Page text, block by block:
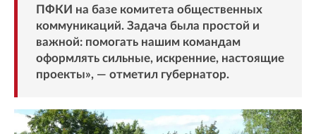
ПФКИ на базе комитета общественных
коммуникаций. Задача была простой и
важной: помогать нашим командам
оформлять сильные, искренние, настоящие
проекты», — отметил губернатор.